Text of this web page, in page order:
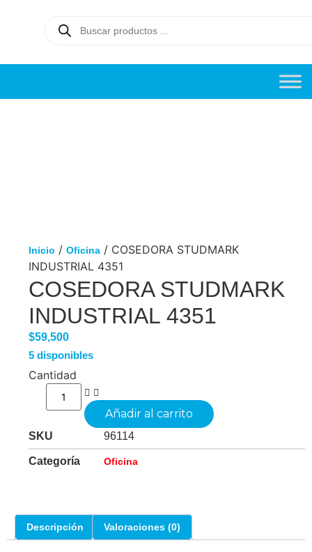
Inicio / Oficina / COSEDORA STUDMARK
INDUSTRIAL 4351
COSEDORA STUDMARK
INDUSTRIAL 4351
$59,500
5 disponibles
Cantidad
Añadir al carrito
SKU 96114
Categoría Oficina
Descripción Valoraciones (0)